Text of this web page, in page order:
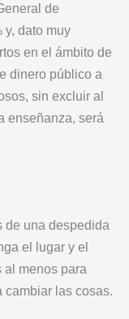
de
y, dato muy
en el ámbito de
dinero público a
sin excluir al
enseñanza, será
de una despedida
el lugar y el
al menos para
cambiar las cosas.